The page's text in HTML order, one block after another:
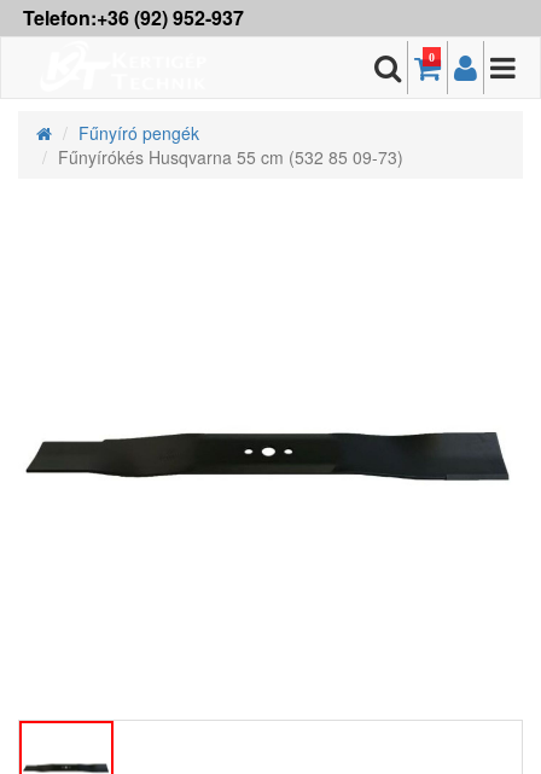
Telefon:+36 (92) 952-937
0
Fűnyíró pengék
Fűnyírókés Husqvarna 55 cm (532 85 09-73)